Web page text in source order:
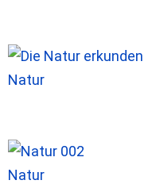
Natur
Natur